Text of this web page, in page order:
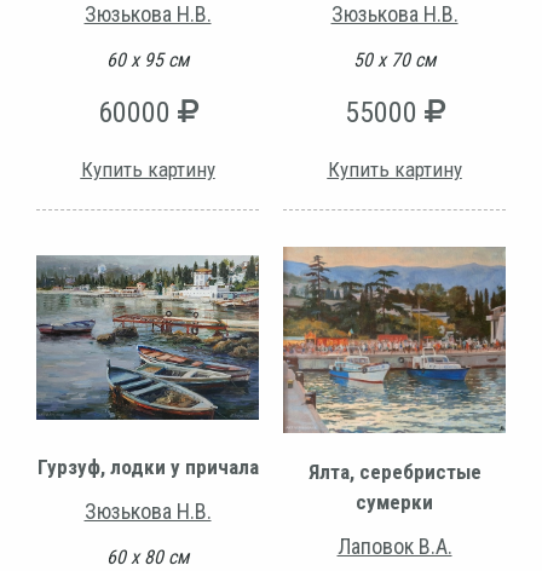
Зюзькова Н.В.
60 х 95 см
60000
Купить картину
Зюзькова Н.В.
50 х 70 см
55000
Купить картину
Гурзуф, лодки у причала
Зюзькова Н.В.
60 х 80 см
Ялта, серебристые
сумерки
Лаповок В.А.